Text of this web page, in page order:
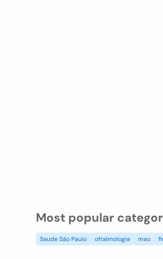
Most popular
Saude São Paulo oftalmologia mao